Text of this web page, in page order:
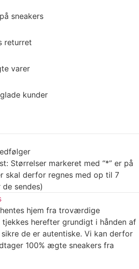
sneakers
returret
varer
kunder
Størrelser markeret med “*” er på
skal derfor regnes med op til 7
sendes)
hjem fra troværdige
tjekkes herefter grundigt i hånden af
de er autentiske. Vi kan derfor
100% ægte sneakers fra